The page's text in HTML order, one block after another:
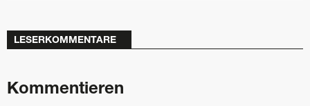
LESERKOMMENTARE
Kommentieren